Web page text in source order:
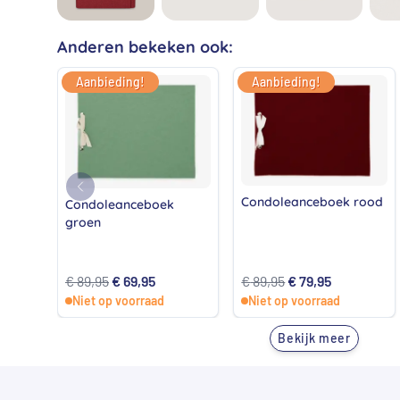
Anderen bekeken ook:
Aanbieding!
Condoleanceboek
groen
€89,95 Oorspronkelijke
prijs
was:
€69,95Huidige
prijs
is:
Niet op voorraad
Aanbieding!
Condoleanceboek rood
€89,95Oorspronkelijke
prijs
was:
€ 89,95.
€79,95Huidige
prijs
is:
€ 79,95.
Niet op voorraad
Bekijk meer